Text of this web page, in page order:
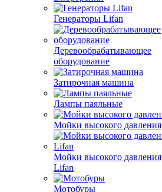
Генераторы Lifan
Деревообрабатывающее
оборудование
Затирочная машина
Лампы паяльные
Мойки высокого давления
Мойки высокого давления
Lifan
Мотобуры